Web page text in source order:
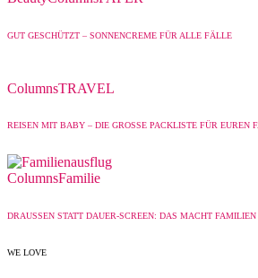
GUT GESCHÜTZT – SONNENCREME FÜR ALLE FÄLLE
ColumnsTRAVEL
REISEN MIT BABY – DIE GROSSE PACKLISTE FÜR EUREN
ColumnsFamilie
DRAUSSEN STATT DAUER-SCREEN: DAS MACHT
WE LOVE